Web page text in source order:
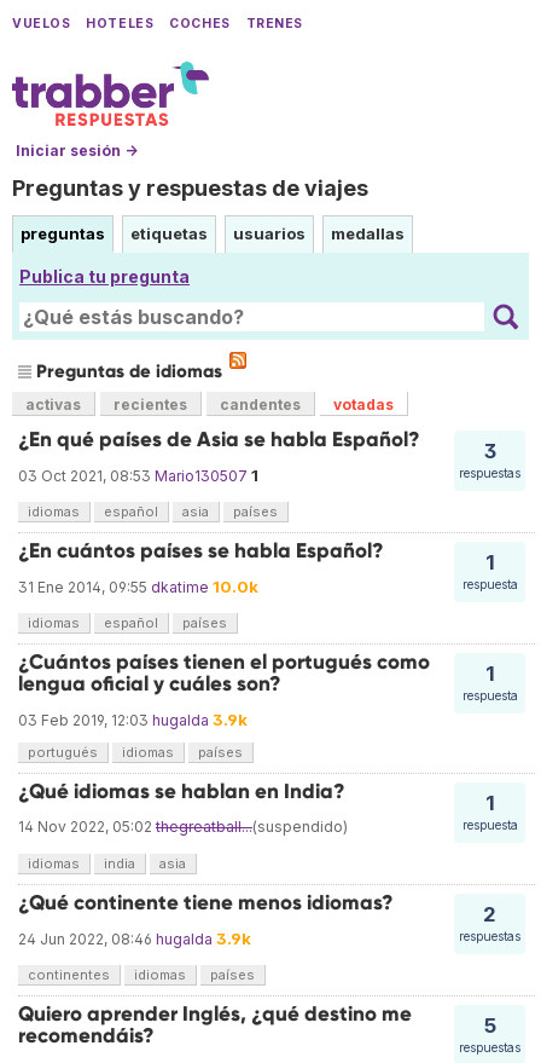
VUELOS HOTELES COCHES TRENES
Iniciar sesión →
Preguntas y respuestas de viajes
preguntas etiquetas usuarios medallas
Publica tu pregunta
Preguntas de idiomas
activas recientes candentes votadas
3
respuestas
¿En qué países de Asia se habla Español?
03 Oct 2021, 08:53 Mario130507 1
idiomas español asia países
1
respuesta
¿En cuántos países se habla Español?
31 Ene 2014, 09:55 dkatime 10.0k
idiomas español países
1
respuesta
¿Cuántos países tienen el portugués como
lengua oficial y cuáles son?
03 Feb 2019, 12:03 hugalda 3.9k
portugués idiomas países
1
respuesta
¿Qué idiomas se hablan en India?
14 Nov 2022, 05:02 thegreatball...(suspendido)
idiomas india asia
2
respuestas
¿Qué continente tiene menos idiomas?
24 Jun 2022, 08:46 hugalda 3.9k
continentes idiomas países
5
respuestas
Quiero aprender Inglés, ¿qué destino me
recomendáis?